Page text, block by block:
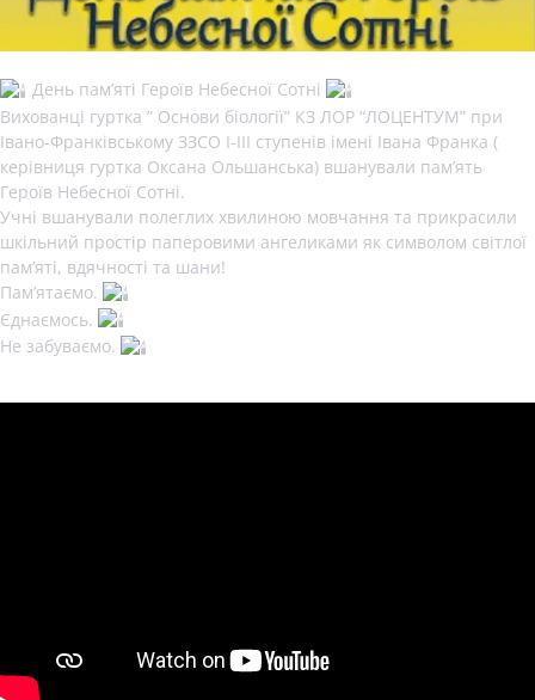
День памʼяті Героїв Небесної Сотні
Вихованці гуртка ” Основи біології” КЗ ЛОР “ЛОЦЕНТУМ” при
Івано-Франківському ЗЗСО І-ІІІ ступенів імені Івана Франка (
керівниця гуртка Оксана Ольшанська) вшанували памʼять
Героїв Небесної Сотні.
Учні вшанували полеглих хвилиною мовчання та прикрасили
шкільний простір паперовими ангеликами як символом світлої
памʼяті, вдячності та шани!
Памʼятаємо.
Єднаємось.
Не забуваємо.